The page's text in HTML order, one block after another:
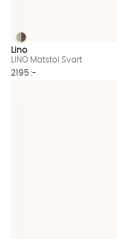
LINO Matstol Svart
LINO Matstol Svart
Lino
LINO Matstol Svart
2195 :-